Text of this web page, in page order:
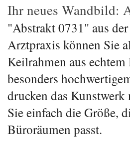
Ihr neues Wandbild:
"Abstrakt 0731" aus
Arztpraxis können Sie
Keilrahmen aus
besonders
drucken das
Sie einfach die Größe,
Büroräumen passt.